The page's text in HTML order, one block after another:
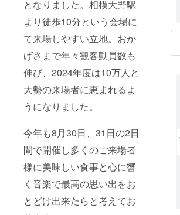
となりました。相模大野駅
より徒歩10分という会場に
て来場しやすい立地。おか
げさまで年々観客動員数も
伸び、2024年度は10万人と
大勢の来場者に恵まれるよ
うになりました。
今年も8月30日、31日の2日
間で開催し多くのご来場者
様に美味しい食事と心に響
く音楽で最高の思い出をお
とどけ出来たらと考えてお